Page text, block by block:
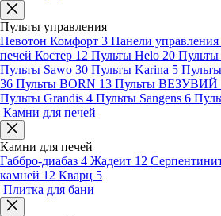
Пульты управления
Невотон Комфорт 3 Панели управления
печей Костер 12 Пульты Helo 20
Пульты Sawo 30 Пульты Karina 5
36 Пульты BORN 13 Пульты ВЕЗУВИЙ
Пульты Grandis 4 Пульты Sangens 6
Камни для печей
Камни для печей
Габбро-диабаз 4 Жадеит 12
камней 12 Кварц 5
Плитка для бани